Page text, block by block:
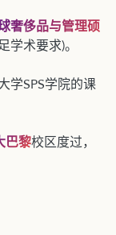
奢侈品与管理硕
学术要求)。
学SPS学院的课
巴黎校区度过，